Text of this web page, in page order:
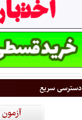
دسترسی سریع